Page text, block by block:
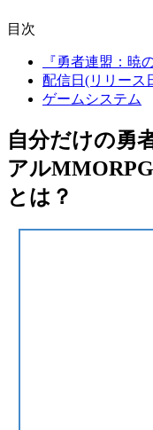
目次
『勇者連盟：暁
配信日(リリース
ゲームシステム
自分だけの勇
アル
とは？